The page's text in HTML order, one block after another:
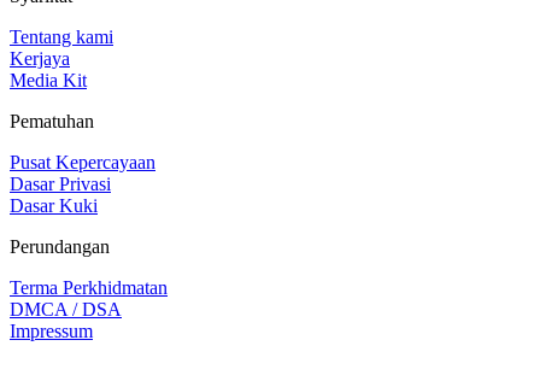
Tentang kami
Kerjaya
Media Kit
Pematuhan
Pusat Kepercayaan
Dasar Privasi
Dasar Kuki
Perundangan
Terma Perkhidmatan
DMCA / DSA
Impressum